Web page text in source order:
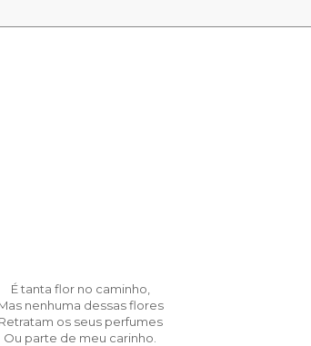
É tanta flor no caminho,
nenhuma dessas flores
Retratam os seus perfumes
Ou parte de meu carinho.